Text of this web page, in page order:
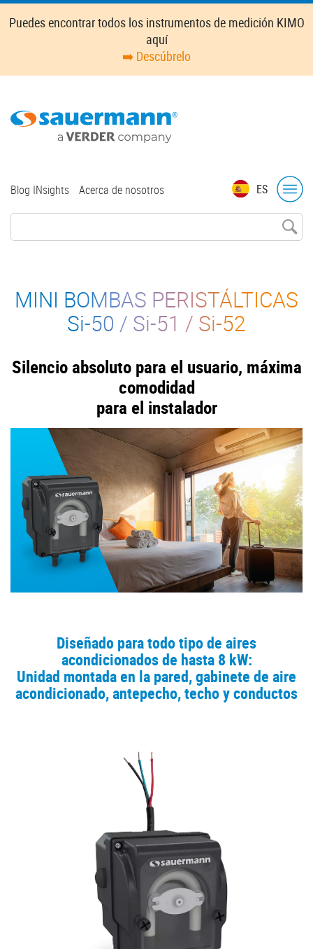
Skip
Puedes encontrar todos los instrumentos de medición KIMO
aquí
➡️ Descúbrelo
ES
Top
Blog INsights Acerca de nosotros
MINI BOMBAS PERISTÁLTICAS
Si-50 / Si-51 / Si-52
Silencio absoluto para el usuario, máxima
comodidad
para el instalador
Diseñado para todo tipo de aires
acondicionados de hasta 8 kW:
Unidad montada en la pared, gabinete de aire
acondicionado, antepecho, techo y conductos